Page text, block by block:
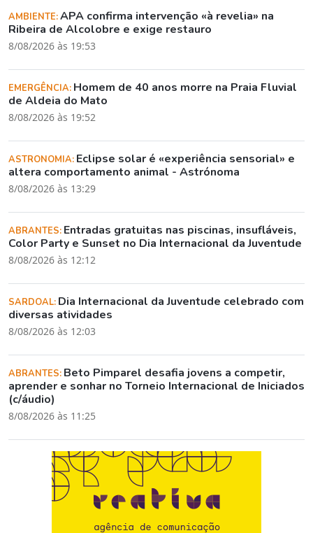
AMBIENTE:APA confirma intervenção «à revelia» na
Ribeira de Alcolobre e exige restauro
8/08/2026 às 19:53
EMERGÊNCIA: Homem de 40 anos morre na Praia Fluvial
de Aldeia do Mato
8/08/2026 às 19:52
ASTRONOMIA: Eclipse solar é «experiência sensorial» e
altera comportamento animal - Astrónoma
8/08/2026 às 13:29
ABRANTES: Entradas gratuitas nas piscinas, insufláveis,
Color Party e Sunset no Dia Internacional da Juventude
8/08/2026 às 12:12
SARDOAL: Dia Internacional da Juventude celebrado com
diversas atividades
8/08/2026 às 12:03
ABRANTES: Beto Pimparel desafia jovens a competir,
aprender e sonhar no Torneio Internacional de Iniciados
(c/áudio)
8/08/2026 às 11:25